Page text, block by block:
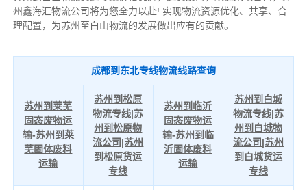
州鑫海汇物流公司将为您全力以赴! 实现物流资源优化、共享、合
理配置，为苏州至白山物流的发展做出应有的贡献。
成都到东北专线物流线路查询
苏州到莱芜
固态废物运
输-苏州到莱
芜固体废料
运输
苏州到松原
物流专线|苏
州到松原物
流公司|苏州
到松原货运
专线
苏州到临沂
固态废物运
输-苏州到临
沂固体废料
运输
苏州到白城
物流专线|苏
州到白城物
流公司|苏州
到白城货运
专线